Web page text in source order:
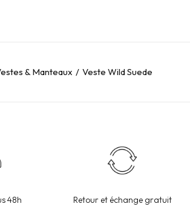
& Manteaux Veste Wild Suede
48h Retour et échange gratuit